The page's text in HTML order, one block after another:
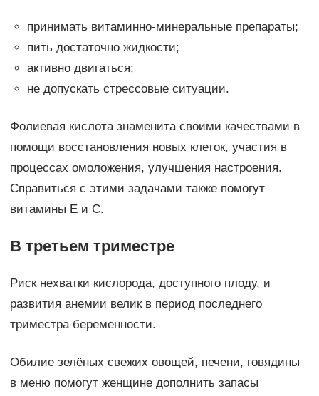
принимать витаминно-минеральные препараты;
пить достаточно жидкости;
активно двигаться;
не допускать стрессовые ситуации.
Фолиевая кислота знаменита своими качествами в
помощи восстановления новых клеток, участия в
процессах омоложения, улучшения настроения.
Справиться с этими задачами также помогут
витамины E и С.
В третьем триместре
Риск нехватки кислорода, доступного плоду, и
развития анемии велик в период последнего
триместра беременности.
Обилие зелёных свежих овощей, печени, говядины
в меню помогут женщине дополнить запасы